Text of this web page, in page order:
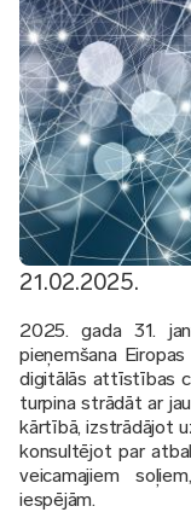
21.02.2025.
2025. gada 31.
pieņemšana
digitālās attīstības
turpina strādāt ar
kārtībā, izstrādājot
konsultējot par
veicamajiem
iespējām.